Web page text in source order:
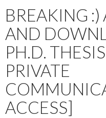
BREAKING :)
AND
PH.D.
PRIVATE
ACCESS]